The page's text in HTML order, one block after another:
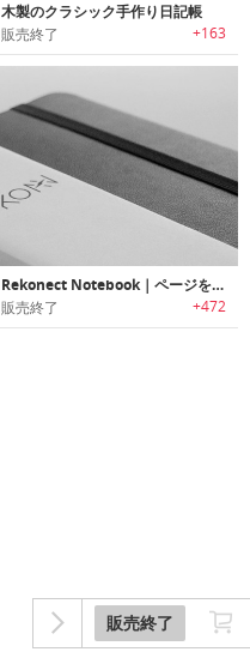
販売終了
木製のクラシック手作り日記帳
販売終了 +163
Rekonect Notebook｜ページを自由自在に入れ替えできるマグネットノート「リコネクト・ノートブック」
販売終了 +472